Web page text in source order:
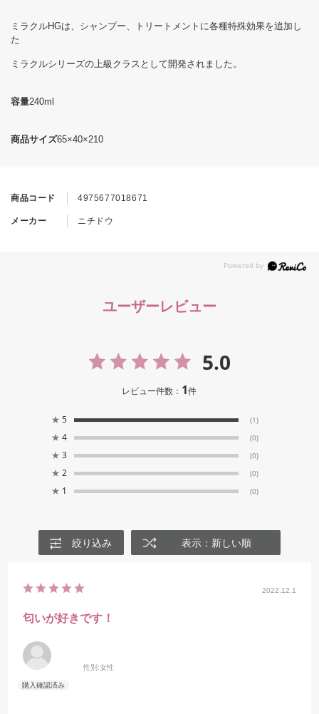
商品コード 4975677018671
メーカー ニチドウ
ミラクルHGは、シャンプー、トリートメントに各種特殊効果を追加し
た
ミラクルシリーズの上級クラスとして開発されました。
容量240ml
商品サイズ65×40×210
ユーザーレビュー
5.0
レビュー件数： 1件
★ 5 (1)
★ 4 (0)
★ 3 (0)
★ 2 (0)
★ 1 (0)
絞り込み 表示：新しい順
2022.12.1
匂いが好きです！
性別:女性